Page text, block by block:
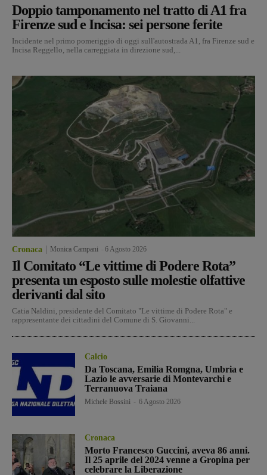
Doppio tamponamento nel tratto di A1 fra
Firenze sud e Incisa: sei persone ferite
Incidente nel primo pomeriggio di oggi sull'autostrada A1, fra Firenze sud e
Incisa Reggello, nella carreggiata in direzione sud,...
Cronaca Monica Campani 6 Agosto 2026
Il Comitato “Le vittime di Podere Rota”
presenta un esposto sulle molestie olfattive
derivanti dal sito
Catia Naldini, presidente del Comitato "Le vittime di Podere Rota" e
rappresentante dei cittadini del Comune di S. Giovanni...
Calcio
Da Toscana, Emilia Romgna, Umbria e
Lazio le avversarie di Montevarchi e
Terranuova Traiana
Michele Bossini 6 Agosto 2026
Cronaca
Morto Francesco Guccini, aveva 86 anni.
Il 25 aprile del 2024 venne a Gropina per
celebrare la Liberazione